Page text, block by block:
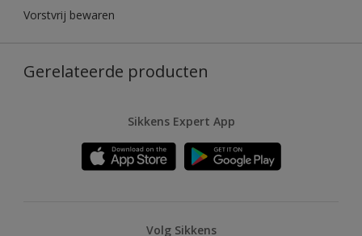
Vorstvrij bewaren
Gerelateerde producten
Sikkens Expert App
Volg Sikkens